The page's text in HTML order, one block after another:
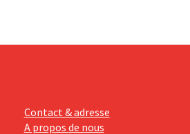
Contact & adresse
A propos de nous